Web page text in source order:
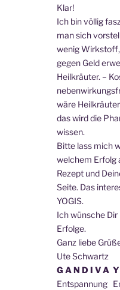
Klar!
Ich bin völlig
man sich
wenig
gegen Geld
Heilkräuter. –
wäre
das wird die
wissen.
Bitte lass mich
welchem Erfolg
Rezept und
Seite. Das
YOGIS.
Ich wünsche
Erfolge.
Ganz liebe
Ute Schwartz
G A N D I V A
Entspannung